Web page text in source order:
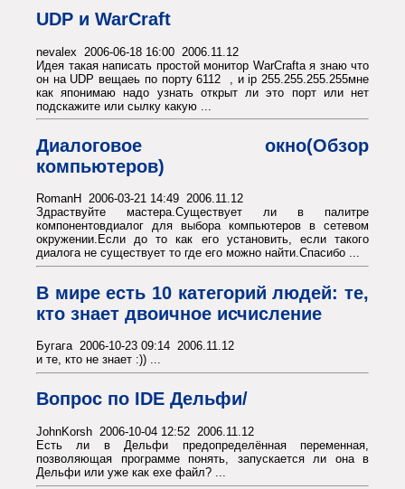
UDP и WarCraft
nevalex 2006-06-18 16:00 2006.11.12
Идея такая написать простой монитор WarCrafta я знаю что
он на UDP вещаеь по порту 6112 , и ip 255.255.255.255мне
как японимаю надо узнать открыт ли это порт или нет
подскажите или сылку какую ...
Диалоговое окно(Обзор
компьютеров)
RomanH 2006-03-21 14:49 2006.11.12
Здраствуйте мастера.Существует ли в палитре
компонентовдиалог для выбора компьютеров в сетевом
окружении.Если до то как его установить, если такого
диалога не существует то где его можно найти.Спасибо ...
В мире есть 10 категорий людей: те,
кто знает двоичное исчисление
Бугага 2006-10-23 09:14 2006.11.12
и те, кто не знает :)) ...
Вопрос по IDE Дельфи/
JohnKorsh 2006-10-04 12:52 2006.11.12
Есть ли в Дельфи предопределённая переменная,
позволяющая программе понять, запускается ли она в
Дельфи или уже как exe файл? ...